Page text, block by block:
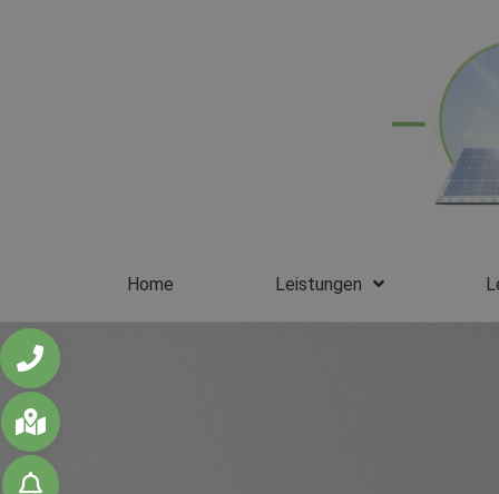
Home Leistungen